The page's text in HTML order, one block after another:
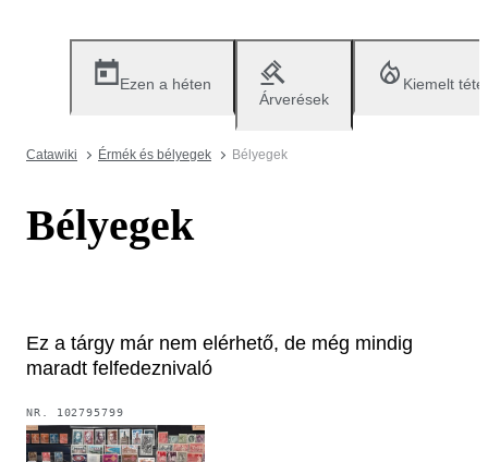
Ezen a héten
Árverések
Kiemelt
Catawiki Érmék és bélyegek Bélyegek
Bélyegek
Ez a tárgy már nem elérhető, de még mindig
maradt felfedeznivaló
NR. 102795799